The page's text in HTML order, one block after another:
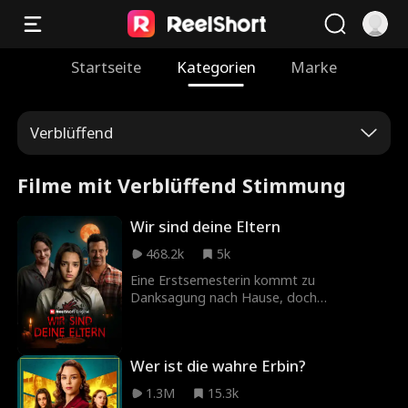
Startseite Kategorien Marke
Verblüffend
Filme mit Verblüffend Stimmung
Wir sind deine Eltern
468.2k
5k
Eine Erstsemesterin kommt zu
Danksagung nach Hause, doch
Wer ist die wahre Erbin?
1.3M
15.3k